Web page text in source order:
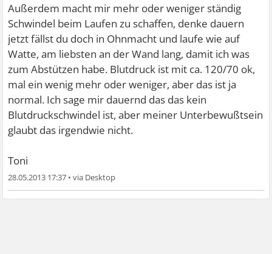
Außerdem macht mir mehr oder weniger ständig
Schwindel beim Laufen zu schaffen, denke dauern
jetzt fällst du doch in Ohnmacht und laufe wie auf
Watte, am liebsten an der Wand lang, damit ich was
zum Abstützen habe. Blutdruck ist mit ca. 120/70 ok,
mal ein wenig mehr oder weniger, aber das ist ja
normal. Ich sage mir dauernd das das kein
Blutdruckschwindel ist, aber meiner Unterbewußtsein
glaubt das irgendwie nicht.
Toni
28.05.2013 17:37 •